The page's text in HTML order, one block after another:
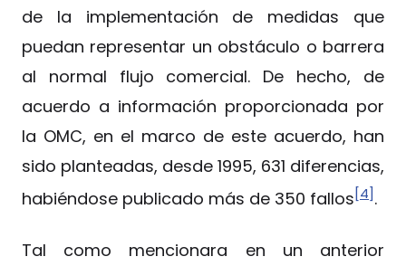
de la implementación de medidas que
puedan representar un obstáculo o barrera
al normal flujo comercial. De hecho, de
acuerdo a información proporcionada por
la OMC, en el marco de este acuerdo, han
sido planteadas, desde 1995, 631 diferencias,
habiéndose publicado más de 350 fallos[4].
Tal como mencionara en un anterior